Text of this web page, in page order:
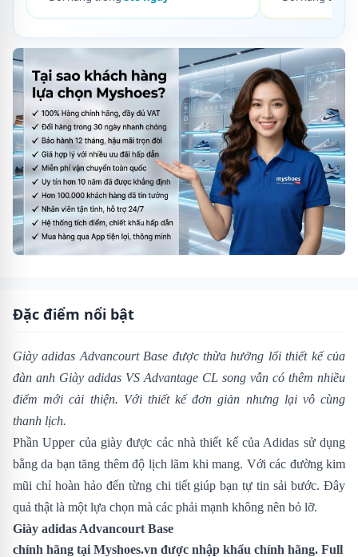
Đặc điểm nổi bật
Giày adidas Advancourt Base được thừa hưởng lối thiết kế của
đàn anh Giày adidas VS Advantage CL song vẫn có thêm nhiều
điểm mới cải thiện. Với thiết kế đơn giản nhưng lại vô cùng
thanh lịch.
Phần Upper của giày được các nhà thiết kế của Adidas sử dụng
bằng da bạn tăng thêm độ lịch lãm khi mang. Với các đường kim
mũi chỉ hoàn hảo đến từng chi tiết giúp bạn tự tin sải bước. Đây
quả thật là một lựa chọn mà các phải mạnh không nên bỏ lỡ.
Giày adidas Advancourt Base
chính hãng tại Myshoes.vn được nhập khẩu chính hãng. Full